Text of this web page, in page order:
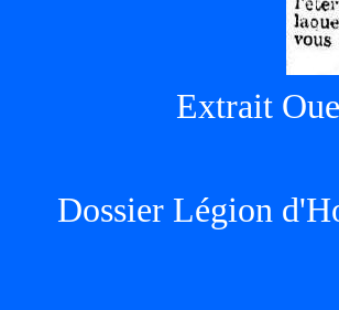
Extrait
Dossier Légion